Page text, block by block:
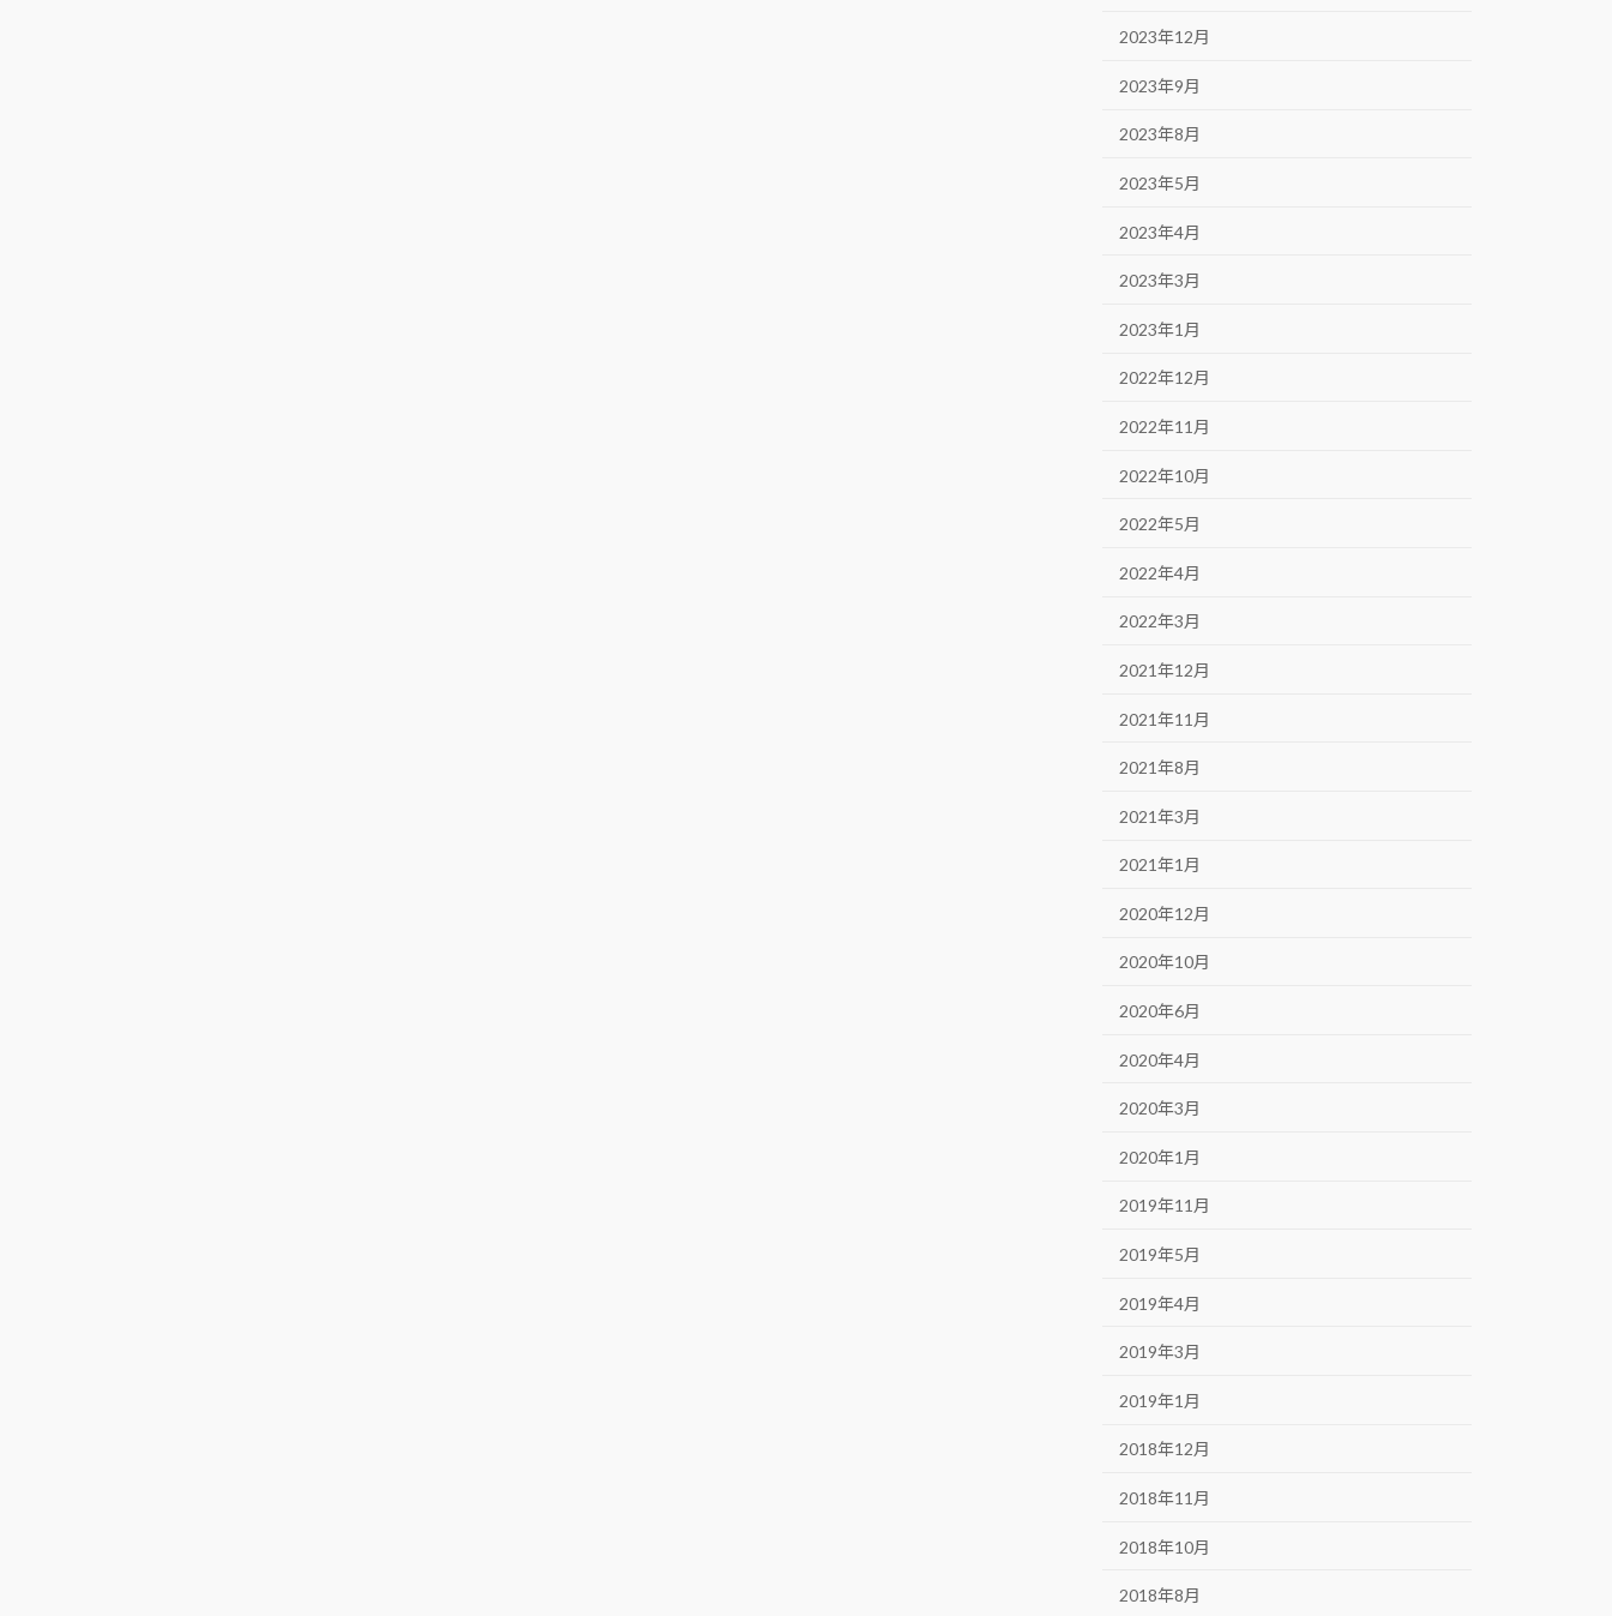
2023年12月
2023年9月
2023年8月
2023年5月
2023年4月
2023年3月
2023年1月
2022年12月
2022年11月
2022年10月
2022年5月
2022年4月
2022年3月
2021年12月
2021年11月
2021年8月
2021年3月
2021年1月
2020年12月
2020年10月
2020年6月
2020年4月
2020年3月
2020年1月
2019年11月
2019年5月
2019年4月
2019年3月
2019年1月
2018年12月
2018年11月
2018年10月
2018年8月